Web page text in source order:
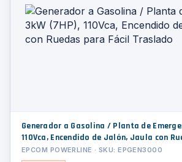
Generador a Gasolina / Planta de
110Vca, Encendido de Jalón, Jaula con
Traslado
EPCOM POWERLINE · SKU: EPGEN3000